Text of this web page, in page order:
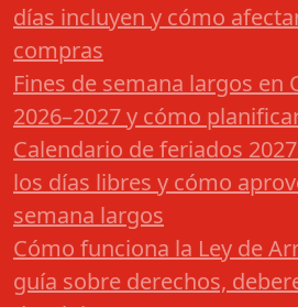
días incluyen y cómo
compras
Fines de semana largos en
2026–2027 y cómo
Calendario de feriados
los días libres y cómo
semana largos
Cómo funciona la Ley de
guía sobre derechos,